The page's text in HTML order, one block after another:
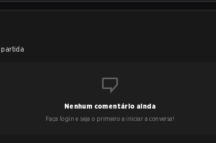
Nenhum comentário ainda
Faça login e seja o primeiro a iniciar a conversa!